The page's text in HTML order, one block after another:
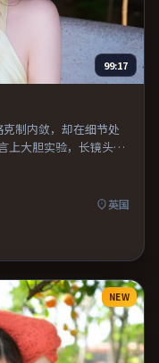
99:17
制内敛，却在细节处
上大胆实验，长镜头与
材的观众，情绪后劲较
英国
NEW